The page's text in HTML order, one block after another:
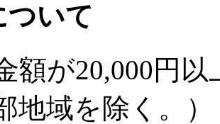
ついて
額が20,000円
地域を除く。）